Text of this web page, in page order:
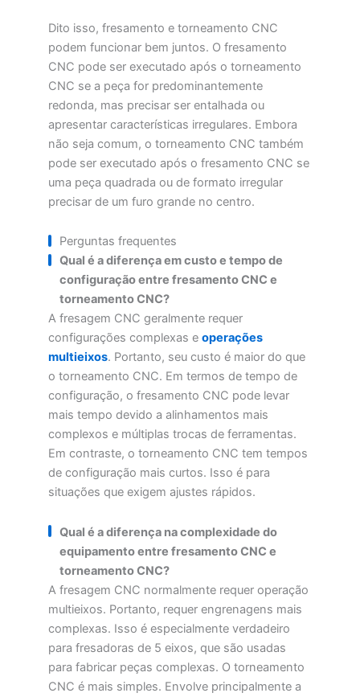
Dito isso, fresamento e torneamento CNC
podem funcionar bem juntos. O fresamento
CNC pode ser executado após o torneamento
CNC se a peça for predominantemente
redonda, mas precisar ser entalhada ou
apresentar características irregulares. Embora
não seja comum, o torneamento CNC também
pode ser executado após o fresamento CNC se
uma peça quadrada ou de formato irregular
precisar de um furo grande no centro.
Perguntas frequentes
Qual é a diferença em custo e tempo de
configuração entre fresamento CNC e
torneamento CNC?
A fresagem CNC geralmente requer
configurações complexas e operações
multieixos. Portanto, seu custo é maior do que
o torneamento CNC. Em termos de tempo de
configuração, o fresamento CNC pode levar
mais tempo devido a alinhamentos mais
complexos e múltiplas trocas de ferramentas.
Em contraste, o torneamento CNC tem tempos
de configuração mais curtos. Isso é para
situações que exigem ajustes rápidos.
Qual é a diferença na complexidade do
equipamento entre fresamento CNC e
torneamento CNC?
A fresagem CNC normalmente requer operação
multieixos. Portanto, requer engrenagens mais
complexas. Isso é especialmente verdadeiro
para fresadoras de 5 eixos, que são usadas
para fabricar peças complexas. O torneamento
CNC é mais simples. Envolve principalmente a